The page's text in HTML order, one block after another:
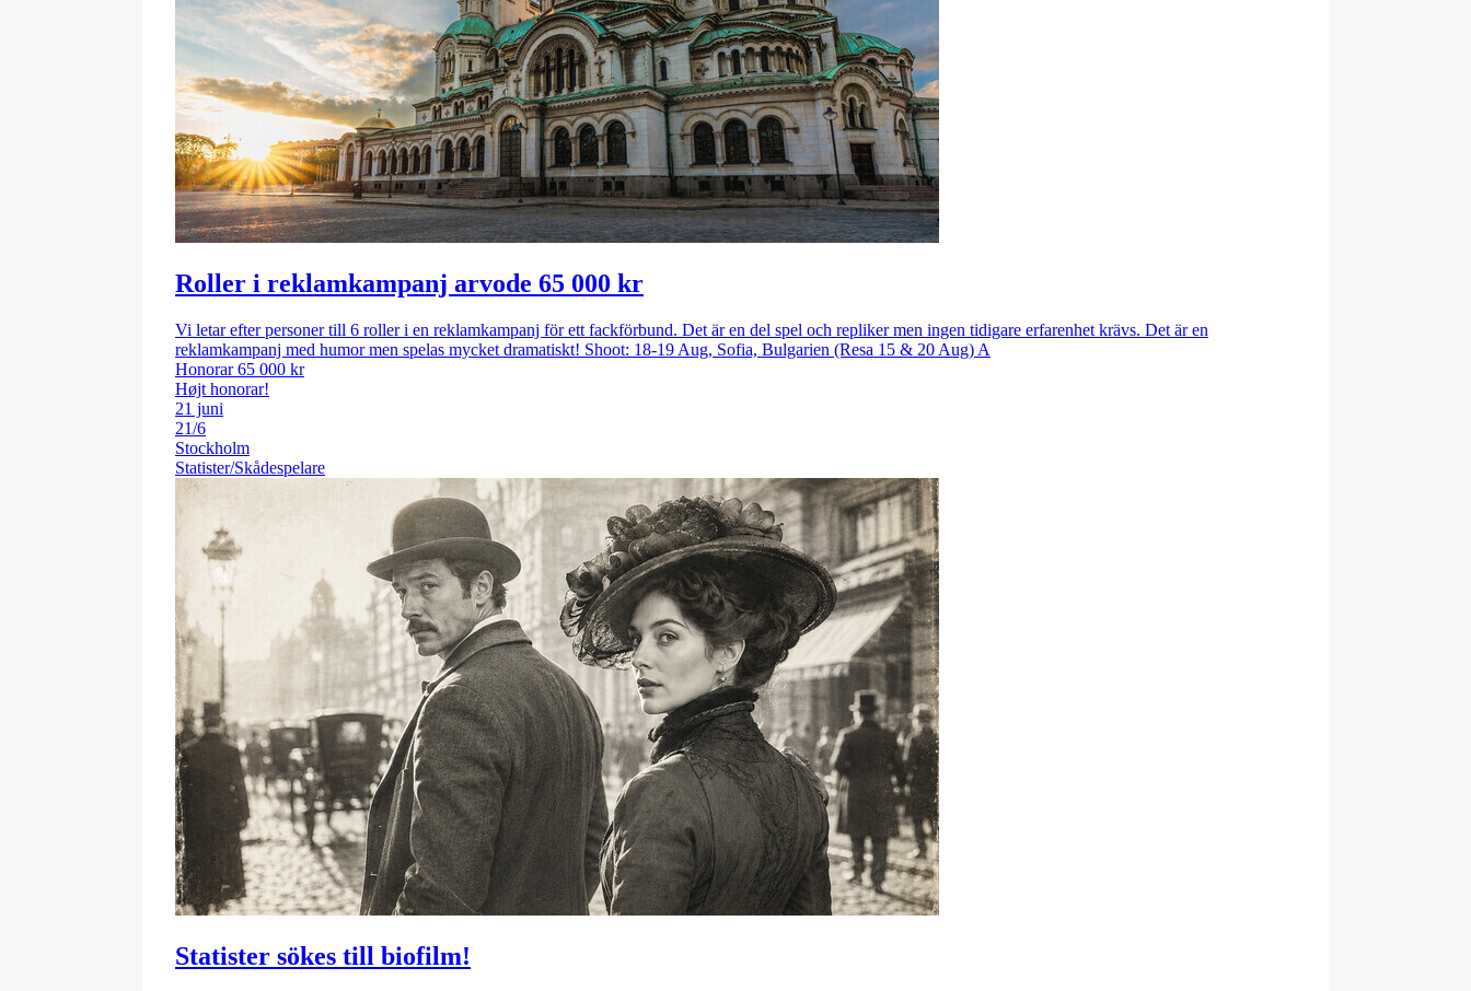
Roller i reklamkampanj arvode 65 000 kr
Vi letar efter personer till 6 roller i en reklamkampanj för ett fackförbund. Det är en del spel och repliker men ingen tidigare erfarenhet krävs. Det är en
reklamkampanj med humor men spelas mycket dramatiskt! Shoot: 18-19 Aug, Sofia, Bulgarien (Resa 15 & 20 Aug) A
Honorar 65 000 kr
Højt honorar!
21 juni
21/6
Stockholm
Statister/Skådespelare
Statister sökes till biofilm!